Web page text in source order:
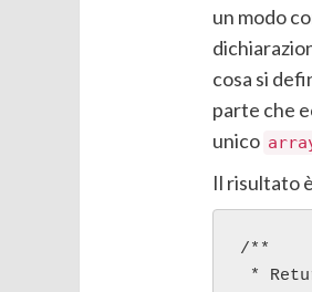
un modo
cosa si
parte che
unico
Il risultato
/**
*